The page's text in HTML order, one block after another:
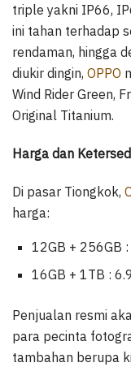
triple yakni IP66,
ini tahan terhadap
rendaman, hingga
diukir dingin, OPPO
Wind Rider Green,
Original Titanium.
Harga dan
Di pasar Tiongkok,
harga:
12GB + 256GB
16GB + 1TB :
Penjualan resmi
para pecinta
tambahan berupa